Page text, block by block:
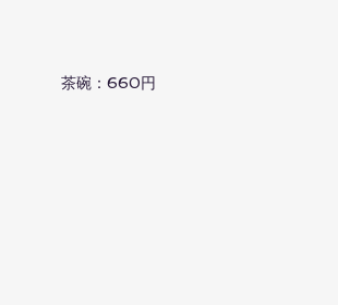
茶碗：660円